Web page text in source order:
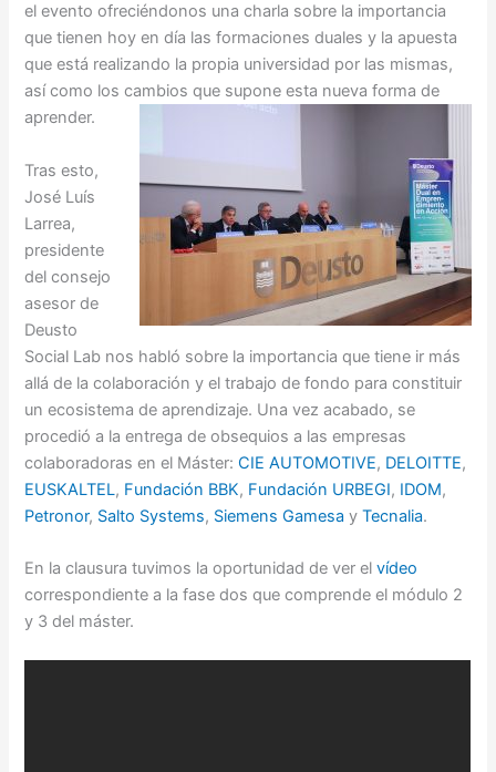
el evento ofreciéndonos una charla sobre la importancia
que tienen hoy en día las formaciones duales y la apuesta
que está realizando la propia universidad por las mismas,
así como los cambios que supone esta nueva forma de
aprender.
Tras esto,
José Luís
Larrea,
presidente
del consejo
asesor de
Deusto
Social Lab nos habló sobre la importancia que tiene ir más
allá de la colaboración y el trabajo de fondo para constituir
un ecosistema de aprendizaje. Una vez acabado, se
procedió a la entrega de obsequios a las empresas
colaboradoras en el Máster:CIE AUTOMOTIVE, DELOITTE,
EUSKALTEL, Fundación BBK, Fundación URBEGI, IDOM,
Petronor, Salto Systems, Siemens Gamesa yTecnalia.
En la clausura tuvimos la oportunidad de ver elvídeo
correspondiente a la fase dos que comprende el módulo 2
y 3 del máster.